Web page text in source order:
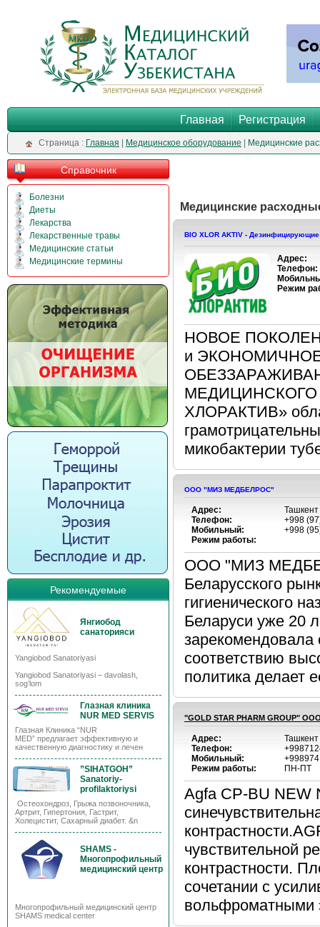
Главная Регистрация
Cтраница : Главная Медицинское оборудование Медицинские
Справочник
Болезни
Диеты
Лекарства
Лекарственные травы
Медицинские статьи
Медицинские термины
Рекомендуемые
Янгиобод
санаторияси
Yangiobod Sanatoriyasi
Yangiobod Sanatoriyasi – davolash,
sog’lom
Глазная клиника
NUR MED SERVIS
Глазная Клиника “NUR
MED” предлагает эффективную и
качественную диагностику и лечен
”SIHATGOH”
Sanatoriy-
profilaktoriysi
Остеохондроз, Грыжа позвоночника,
Артрит, Гипертония, Гастрит,
Холецистит, Сахарный диабет. &n
SHAMS -
Многопрофильный
медицинский центр
Многопрофильный медицинский центр
SHAMS medical center
Медицинские
BIO XLOR AKTIV - Дезинфицирующие
Адрес:
Телефон:
Режим
НОВОЕ
и
МЕДИЦИНСКОГО
ХЛОРАКТИВ»
микобактерии
ООО "МИЗ МЕДБЕЛРОС"
Адрес:
Телефон:
Мобильный:
Режим работы:
+998
+998
ООО "МИЗ
Беларусского
гигиенического
Беларуси уже 20
зарекомендовала
соответствию
политика делает
"GOLD STAR PHARM GROUP"
Адрес:
Телефон:
Мобильный:
Режим работы:
ПН-ПТ
Agfa CP-BU NEW
чувствительной
контрастности.
сочетании с
вольфроматными